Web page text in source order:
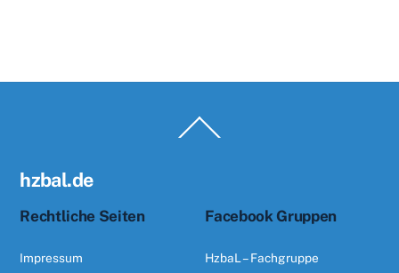
To
hzbal.de
Rechtliche Seiten
Impressum
Facebook Gruppen
HzbaL – Fachgruppe